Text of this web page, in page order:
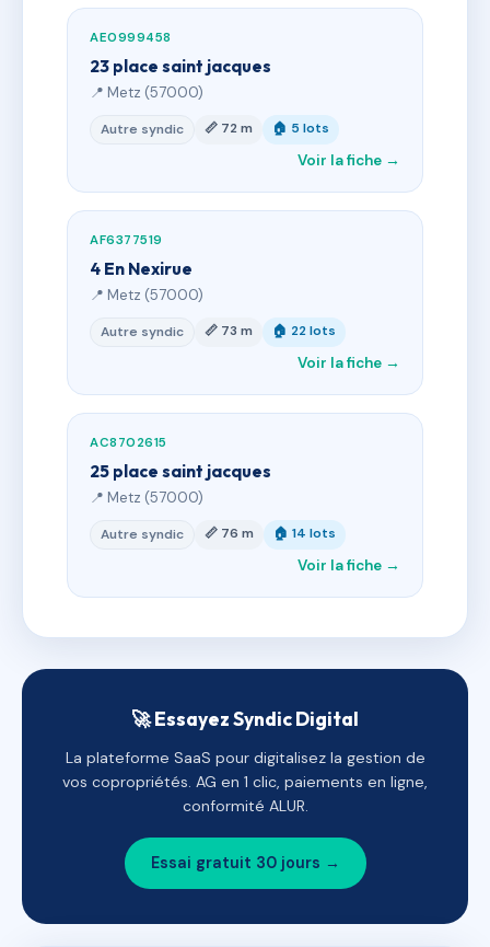
AE0999458
23 place saint jacques
📍 Metz (57000)
Autre syndic 📏 72 m 🏠 5 lots
Voir la fiche →
AF6377519
4 En Nexirue
📍 Metz (57000)
Autre syndic 📏 73 m 🏠 22 lots
Voir la fiche →
AC8702615
25 place saint jacques
📍 Metz (57000)
Autre syndic 📏 76 m 🏠 14 lots
Voir la fiche →
🚀 Essayez Syndic Digital
La plateforme SaaS pour digitalisez la gestion de
vos copropriétés. AG en 1 clic, paiements en ligne,
conformité ALUR.
Essai gratuit 30 jours →